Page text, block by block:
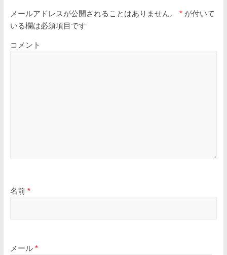
メールアドレスが公開されることはありません。 *が付いて
いる欄は必須項目です
コメント
名前 *
メール *